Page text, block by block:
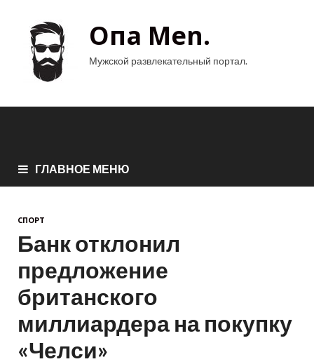
Опа Men.
Мужской развлекательный портал.
ГЛАВНОЕ МЕНЮ
СПОРТ
Банк отклонил
предложение
британского
миллиардера на покупку
«Челси»